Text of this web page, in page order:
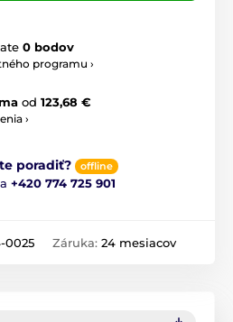
0 bodov
programu ›
od 123,68 €
›
poradiť? offline
+420 774 725 901
0025 Záruka: 24 mesiacov